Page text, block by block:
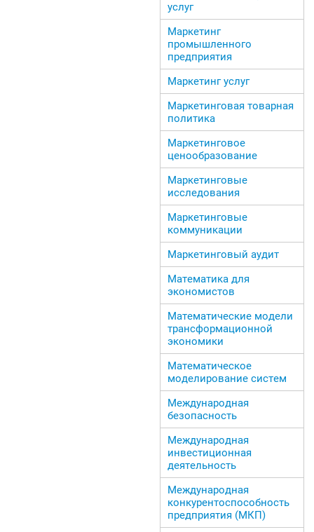
услуг
Маркетинг
промышленного
предприятия
Маркетинг услуг
Маркетинговая товарная
политика
Маркетинговое
ценообразование
Маркетинговые
исследования
Маркетинговые
коммуникации
Маркетинговый аудит
Математика для
экономистов
Математические модели
трансформационной
экономики
Математическое
моделирование систем
Международная
безопасность
Международная
инвестиционная
деятельность
Международная
конкурентоспособность
предприятия (МКП)